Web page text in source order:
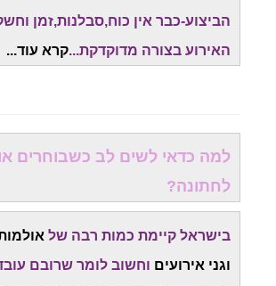
הביצוע-כבר אין כוח,סבלנות,זמן
האירוע בצורה מדוקדקת...קרא עוד...
למה כדאי לשים לב כשבוחרים
לחתונה?
בישראל קיימת כמות רבה של
וגני אירועים וחשוב לומר שרובם